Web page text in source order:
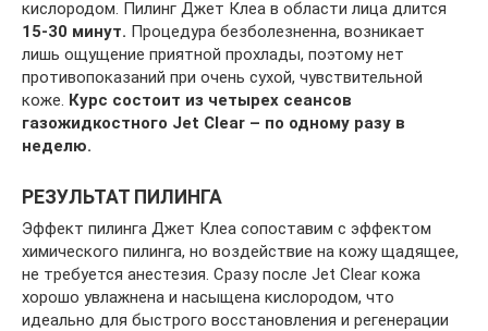
кислородом. Пилинг Джет Клеа в области лица длится
15-30 минут. Процедура безболезненна, возникает
лишь ощущение приятной прохлады, поэтому нет
противопоказаний при очень сухой, чувствительной
коже. Курс состоит из четырех сеансов
газожидкостного Jet Clear – по одному разу в
неделю.
РЕЗУЛЬТАТ ПИЛИНГА
Эффект пилинга Джет Клеа сопоставим с эффектом
химического пилинга, но воздействие на кожу щадящее,
не требуется анестезия. Сразу после Jet Clear кожа
хорошо увлажнена и насыщена кислородом, что
идеально для быстрого восстановления и регенерации